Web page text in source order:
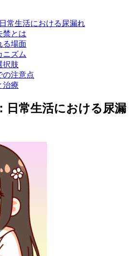
常生活における尿漏れ
禁とは
る場面
ニズム
択肢
の注意点
治療
日常生活における尿漏